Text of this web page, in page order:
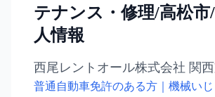
テナンス・修理/高松市
人情報
西尾レントオール株式会社 関
普通自動車免許のある方｜機械い